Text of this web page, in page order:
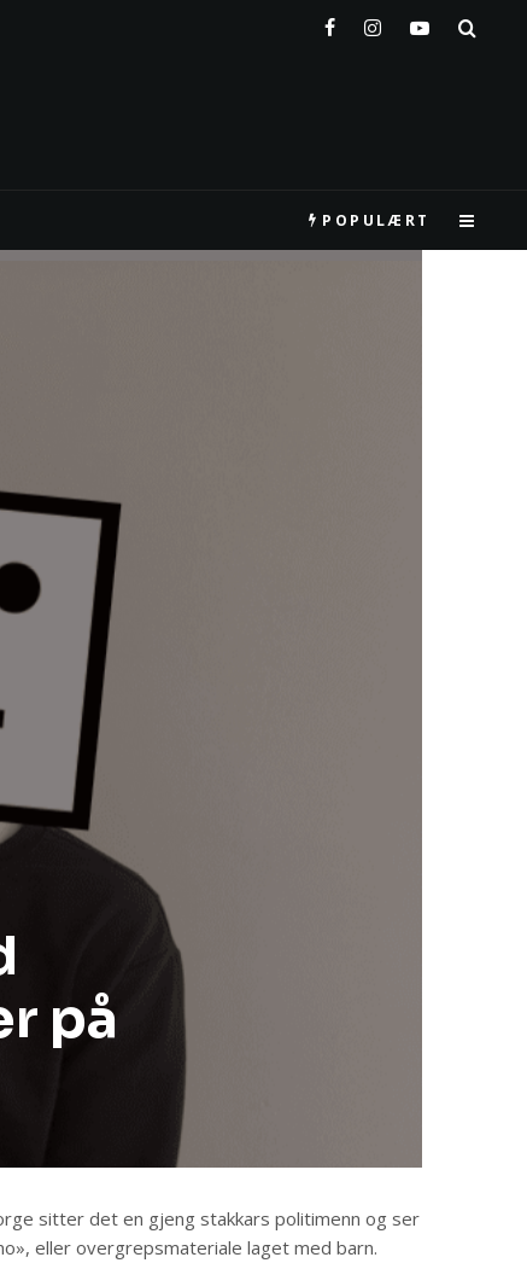
POPULÆRT
på
sitter det en gjeng stakkars politimenn og ser
eller overgrepsmateriale laget med barn.